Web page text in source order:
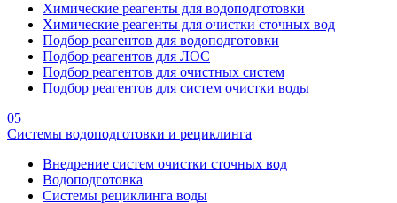
Химические реагенты для водоподготовки
Химические реагенты для очистки сточных вод
Подбор реагентов для водоподготовки
Подбор реагентов для ЛОС
Подбор реагентов для очистных систем
Подбор реагентов для систем очистки воды
05
Системы водоподготовки и рециклинга
Внедрение систем очистки сточных вод
Водоподготовка
Системы рециклинга воды